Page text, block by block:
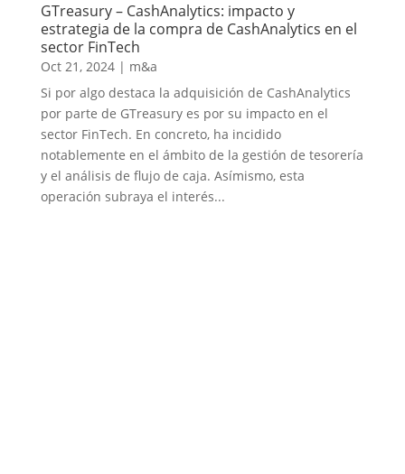
GTreasury – CashAnalytics: impacto y
estrategia de la compra de CashAnalytics en el
sector FinTech
Oct 21, 2024| m&a
Si por algo destaca la adquisición de CashAnalytics
por parte de GTreasury es por su impacto en el
sector FinTech. En concreto, ha incidido
notablemente en el ámbito de la gestión de tesorería
y el análisis de flujo de caja. Asímismo, esta
operación subraya el interés...